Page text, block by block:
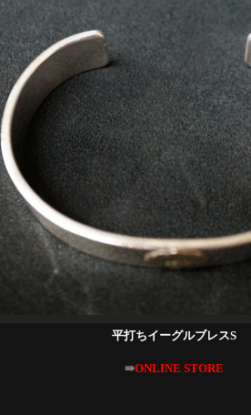
平打ちイーグルブレスS
⇛ONLINE STORE